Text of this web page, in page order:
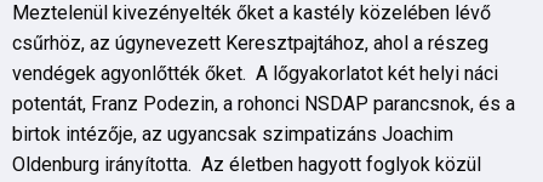
Meztelenül kivezényelték őket a kastély közelében lévő
csűrhöz, az úgynevezett Keresztpajtához, ahol a részeg
vendégek agyonlőtték őket. A lőgyakorlatot két helyi náci
potentát, Franz Podezin, a rohonci NSDAP parancsnok, és a
birtok intézője, az ugyancsak szimpatizáns Joachim
Oldenburg irányította. Az életben hagyott foglyok közül